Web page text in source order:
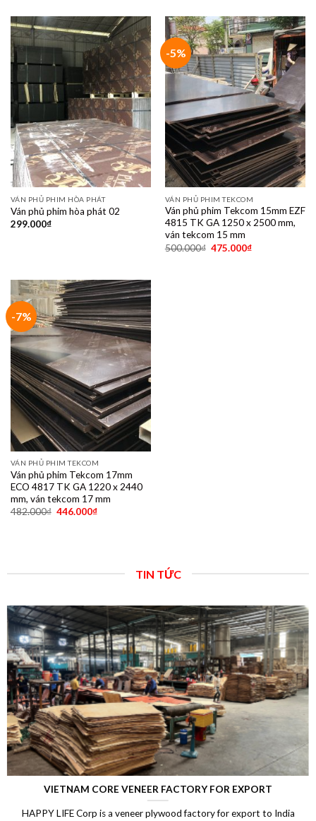
VÁN PHỦ PHIM HÒA PHÁT
Ván phủ phim hòa phát 02
299.000₫
-5%
VÁN PHỦ PHIM TEKCOM
Ván phủ phim Tekcom 15mm EZF
4815 TK GA 1250 x 2500 mm,
ván tekcom 15 mm
500.000₫ 475.000₫
-7%
VÁN PHỦ PHIM TEKCOM
Ván phủ phim Tekcom 17mm
ECO 4817 TK GA 1220 x 2440
mm, ván tekcom 17 mm
482.000₫ 446.000₫
TIN TỨC
VIETNAM CORE VENEER FACTORY FOR EXPORT
HAPPY LIFE Corp is a veneer plywood factory for export to India